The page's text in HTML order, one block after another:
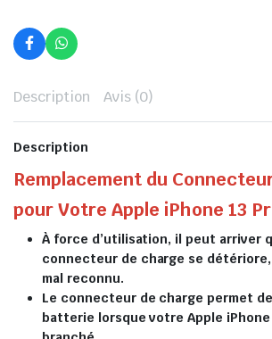
Description Avis (0)
Description
Remplacement du
pour Votre Apple iPhone 13
À force d’utilisation, il peut arriver
connecteur de charge se
mal reconnu.
Le connecteur de charge permet
batterie lorsque votre Apple iPhone